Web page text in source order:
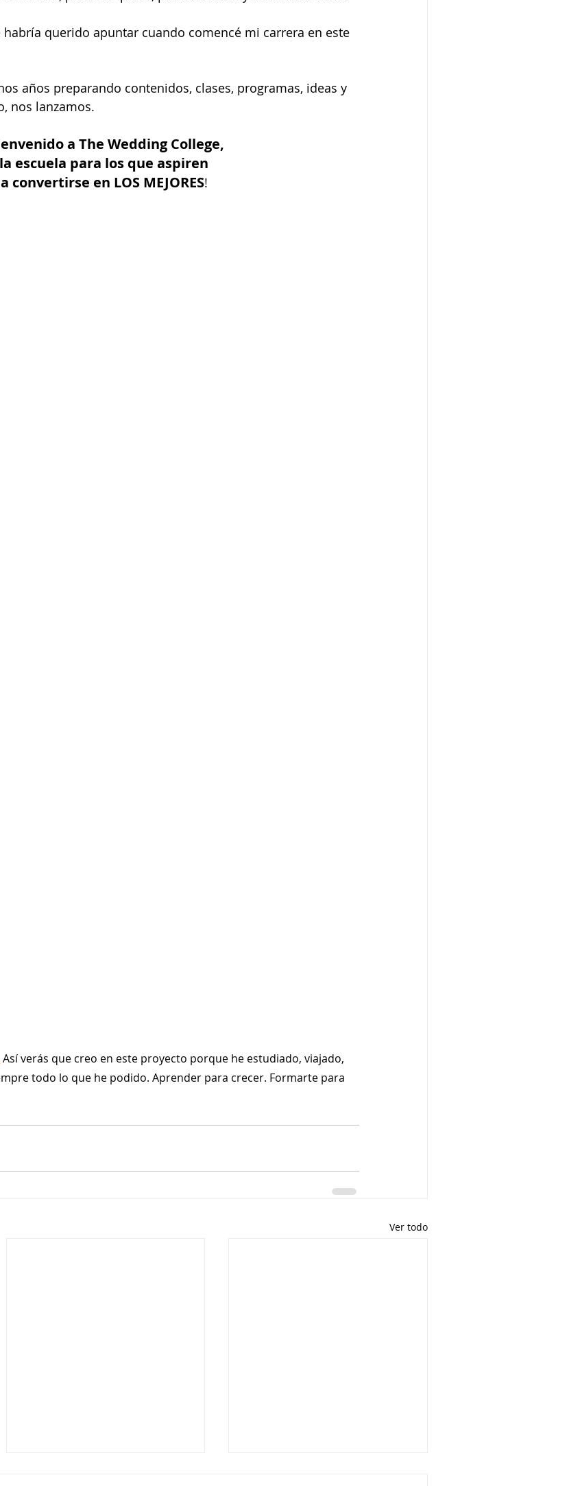
habría querido apuntar cuando comencé mi carrera en este
años preparando contenidos, clases, programas, ideas y
nos lanzamos.
a The Wedding College,
la escuela para los que aspiren
a convertirse en LOS MEJORES!
Así verás que creo en este proyecto porque he estudiado, viajado,
todo lo que he podido. Aprender para crecer. Formarte para
Ver todo